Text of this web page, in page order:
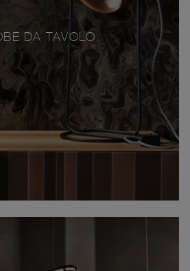
DA TAVOLO